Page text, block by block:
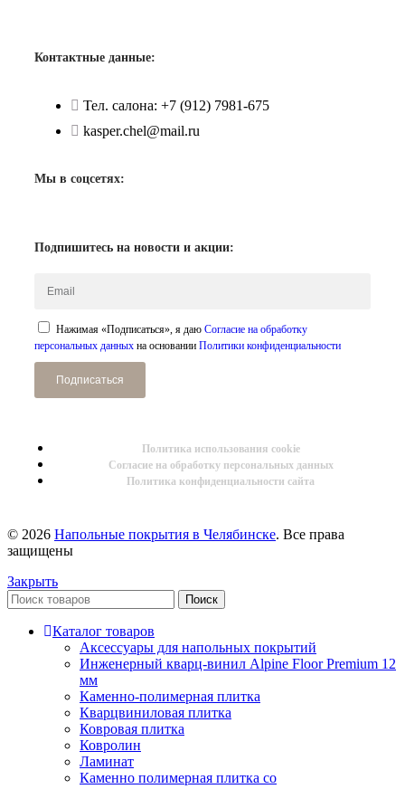
Контактные данные:
Тел. салона: +7 (912) 7981-675
kasper.chel@mail.ru
Мы в соцсетях:
Подпишитесь на новости и акции:
Нажимая «Подписаться», я даю Согласие на обработку
персональных данных на основании Политики конфиденциальности
Подписаться
Политика использования cookie
Согласие на обработку персональных данных
Политика конфиденциальности сайта
© 2026 Напольные покрытия в Челябинске. Все права
защищены
Закрыть
Поиск
Каталог товаров
Аксессуары для напольных покрытий
Инженерный кварц-винил Alpine Floor Premium 12
мм
Каменно-полимерная плитка
Кварцвиниловая плитка
Ковровая плитка
Ковролин
Ламинат
Каменно полимерная плитка со